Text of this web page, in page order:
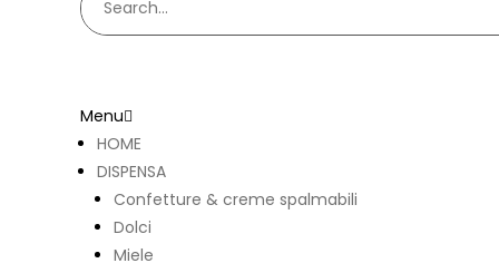
Menu
HOME
DISPENSA
Confetture & creme spalmabili
Dolci
Miele